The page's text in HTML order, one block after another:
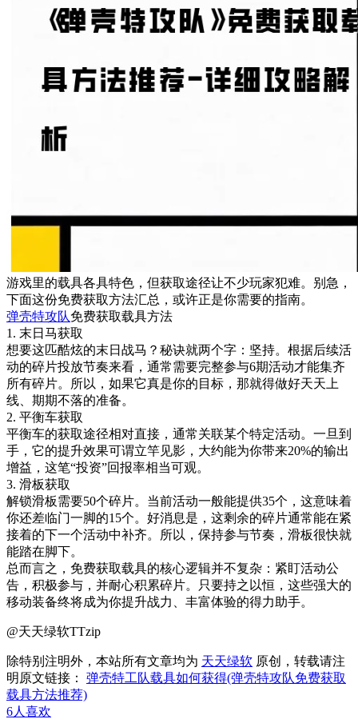
游戏里的载具各具特色，但获取途径让不少玩家犯难。别急，
下面这份免费获取方法汇总，或许正是你需要的指南。
弹壳特攻队免费获取载具方法
1. 末日马获取
想要这匹酷炫的末日战马？秘诀就两个字：坚持。根据后续活
动的碎片投放节奏来看，通常需要完整参与6期活动才能集齐
所有碎片。所以，如果它真是你的目标，那就得做好天天上
线、期期不落的准备。
2. 平衡车获取
平衡车的获取途径相对直接，通常关联某个特定活动。一旦到
手，它的提升效果可谓立竿见影，大约能为你带来20%的输出
增益，这笔“投资”回报率相当可观。
3. 滑板获取
解锁滑板需要50个碎片。当前活动一般能提供35个，这意味着
你还差临门一脚的15个。好消息是，这剩余的碎片通常能在紧
接着的下一个活动中补齐。所以，保持参与节奏，滑板很快就
能踏在脚下。
总而言之，免费获取载具的核心逻辑并不复杂：紧盯活动公
告，积极参与，并耐心积累碎片。只要持之以恒，这些强大的
移动装备终将成为你提升战力、丰富体验的得力助手。
@天天绿软TTzip
除特别注明外，本站所有文章均为 天天绿软 原创，转载请注
明原文链接： 弹壳特工队载具如何获得(弹壳特攻队免费获取
载具方法推荐)
6人喜欢